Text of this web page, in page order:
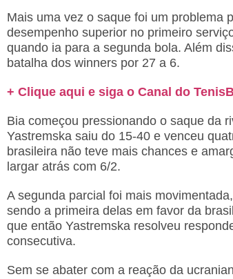
Mais uma vez o saque foi um problema
desempenho superior no primeiro
quando ia para a segunda bola. Além
batalha dos winners por 27 a 6.
+ Clique aqui e siga o Canal do
Bia começou pressionando o saque da
Yastremska saiu do 15-40 e venceu
brasileira não teve mais chances e
largar atrás com 6/2.
A segunda parcial foi mais
sendo a primeira delas em favor da
que então Yastremska resolveu
consecutiva.
Sem se abater com a reação da